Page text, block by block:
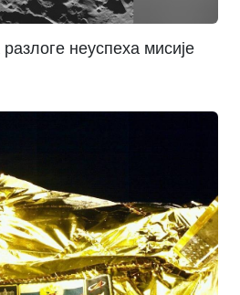
неуспеха мисије